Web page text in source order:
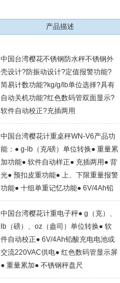
产品描述
中国台湾樱花不锈钢防水秤不锈钢外
壳设计?防振动设计?定值报警功能?
简易计数功能?kg/g/lb单位选择?具有
自动关机功能?红色数码管双面显示?
软件自动校正?充插两用
中国台湾樱花计重桌秤WN-V6产品功
能：● g-lb（克/磅）单位转换● 重量累
加功能● 软件自动样正● 充插两用● 背
光● 预扣皮重功能● 上、下限重量报警
功能● 十组单重记忆功能● 6V/4Ah铅
酸充电电池或交流220VAC供电● 6位
液晶显示+背光● 230*310mm超大●可
选配：三色警示灯
中国台湾樱花计重电子秤● g（克）、
lb（磅）、oz（盎司）单位转换● 软
件自动校正● 6V/4Ah铅酸充电电池或
交流220VAC供电● 红色数码管显示屏
● 重量累加● 不锈钢秤盘尺
寸:210*250mm● 秤量/分度值● 选配